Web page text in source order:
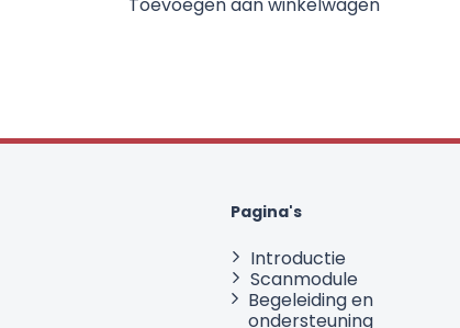
Pagina's
Introductie
Scanmodule
Begeleiding en
ondersteuning